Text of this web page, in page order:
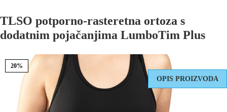
TLSO potporno-rasteretna ortoza s
dodatnim pojačanjima LumboTim Plus
20%
OPIS PROIZVODA